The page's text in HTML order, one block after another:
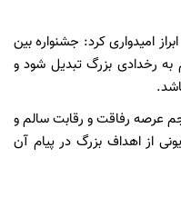
امیدواری کرد: جشنواره بین
رخدادی بزرگ تبدیل شود و
عرصه رفاقت و رقابت سالم و
از اهداف بزرگ در پیام آن